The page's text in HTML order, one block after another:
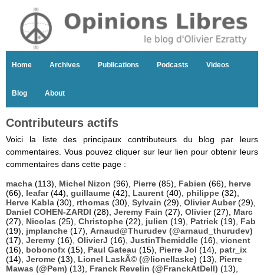
Home Archives Publications Podcasts Videos
Blog About
Contributeurs actifs
Voici la liste des principaux contributeurs du blog par leurs
commentaires. Vous pouvez cliquer sur leur lien pour obtenir leurs
commentaires dans cette page :
macha (113), Michel Nizon (96), Pierre (85), Fabien (66), herve
(66), leafar(44), guillaume (42), Laurent (40), philippe (32),
Herve Kabla (30), rthomas (30), Sylvain (29), Olivier Auber(29),
Daniel COHEN-ZARDI (28), Jeremy Fain (27), Olivier(27), Marc
(27), Nicolas (25), Christophe (22), julien (19), Patrick (19), Fab
(19), jmplanche (17), Arnaud@Thurudev (@arnaud_thurudev)
(17), Jeremy (16), OlivierJ (16), JustinThemiddle (16), vicnent
(16), bobonofx (15), Paul Gateau (15), Pierre Jol (14), patr_ix
(14), Jerome (13), Lionel LaskÃ© (@lionellaske) (13), Pierre
Mawas (@Pem) (13), Franck Revelin (@FranckAtDell) (13),